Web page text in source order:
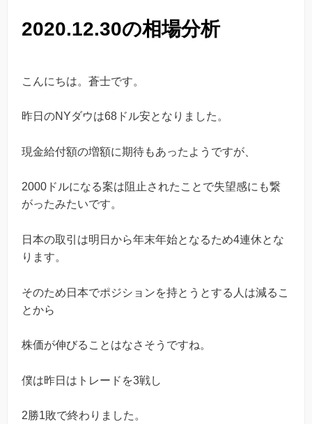
2020.12.30の相場分析
こんにちは。蒼士です。
昨日のNYダウは68ドル安となりました。
現金給付額の増額に期待もあったようですが、
2000ドルになる案は阻止されたことで失望感にも繋
がったみたいです。
日本の取引は明日から年末年始となるため4連休とな
ります。
そのため日本でポジションを持とうとする人は減るこ
とから
株価が伸びることはなさそうですね。
僕は昨日はトレードを3戦し
2勝1敗で終わりました。